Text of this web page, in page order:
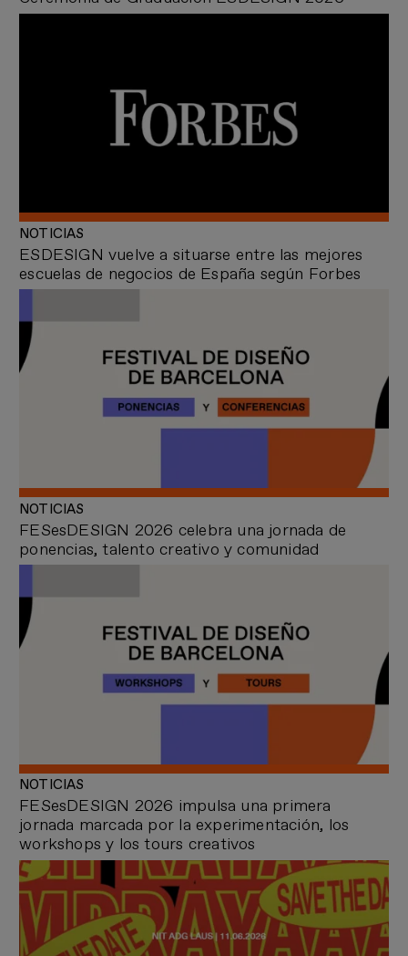
ESDESIGN vuelve a situarse entre las mejores
escuelas de negocios de España según Forbes
NOTICIAS
FESesDESIGN 2026 celebra una jornada de
ponencias, talento creativo y comunidad
NOTICIAS
FESesDESIGN 2026 impulsa una primera
jornada marcada por la experimentación, los
workshops y los tours creativos
NOTICIAS